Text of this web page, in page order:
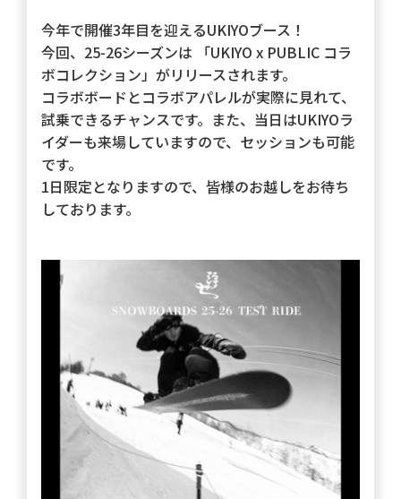
今年で開催3年目を迎えるUKIYOブース！
今回、25-26シーズンは 「UKIYO x PUBLIC コラ
ボコレクション」がリリースされます。
コラボボードとコラボアパレルが実際に見れて、
試乗できるチャンスです。また、当日はUKIYOラ
イダーも来場していますので、セッションも可能
です。
1日限定となりますので、皆様のお越しをお待ち
しております。